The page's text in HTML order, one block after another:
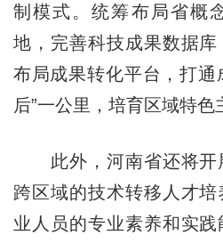
制模式。统筹布局省概
地，完善科技成果数据库
布局成果转化平台，打通
后”一公里，培育区域特色
此外，河南省还将开
跨区域的技术转移人才
业人员的专业素养和实